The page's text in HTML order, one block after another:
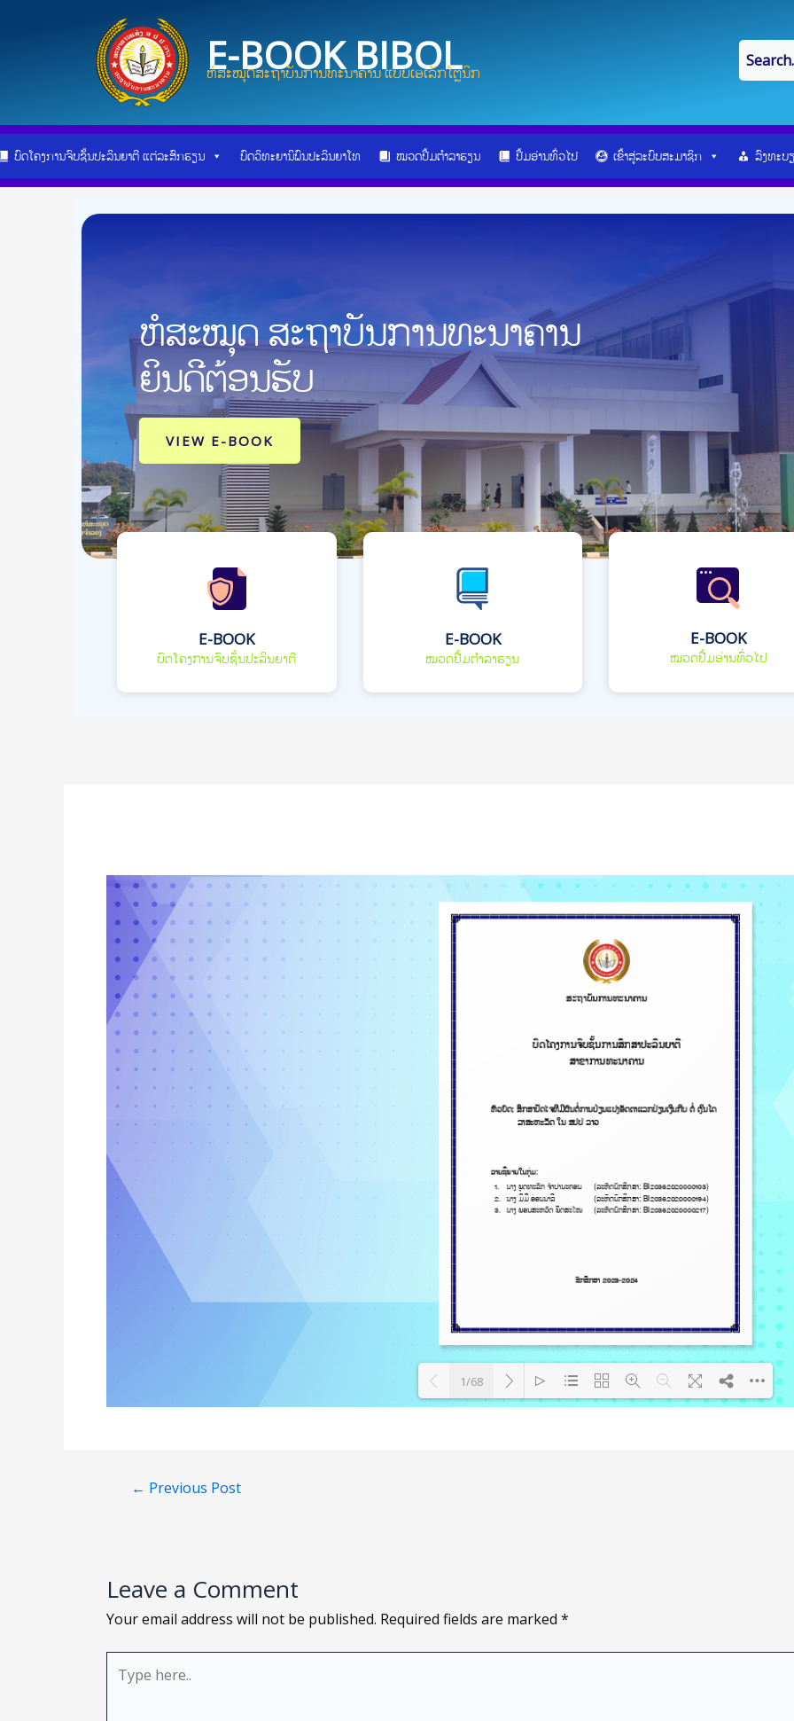
E-BOOK BIBOL
ຫໍສະໝຸດສະຖາບັນການທະນາຄານ ແບບເອເລັກໂຕຼນິກ
ບົດໂຄງການຈົບຊັ້ນປະລິນຍາຕີ ແຕ່ລະສົກຮຽນ ບົດວິທະຍານິພົນປະລິນຍາໂທ ໝວດປື້ມຕຳລາຮຽນ ປື້ມອ່ານທົ່ວໄປ ເຂົ້າສູ່ລະບົບສະມາຊິກ ລົງທະບ
ຫໍສະໝຸດ ສະຖາບັນການທະນາຄານ
ຍິນດີຕ້ອນຮັບ
VIEW E-BOOK
E-BOOK
ບົດໂຄງການຈົບຊັ້ນປະລິນຍາຕີ
E-BOOK
ໝວດປື້ມຕຳລາຮຽນ
E-BOOK
ໝວດປື້ມອ່ານທົ່ວໄປ
1/68
navigation
← Previous Post
Leave a Comment
Your email address will not be published. Required fields are marked *
here..